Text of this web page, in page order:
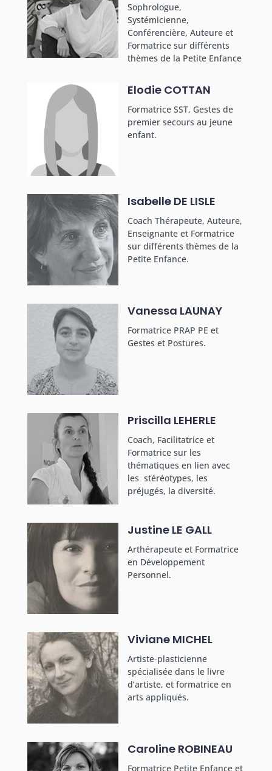
Sophrologue,
Systémicienne,
Conférencière, Auteure et
Formatrice sur différents
thèmes de la Petite Enfance
Elodie COTTAN
Formatrice SST, Gestes de
premier secours au jeune
enfant.
Isabelle DE LISLE
Coach Thérapeute, Auteure,
Enseignante et Formatrice
sur différents thèmes de la
Petite Enfance.
Vanessa LAUNAY
Formatrice PRAP PE et
Gestes et Postures.
Priscilla LEHERLE
Coach, Facilitatrice et
Formatrice sur les
thématiques en lien avec
les stéréotypes, les
préjugés, la diversité.
Justine LE GALL
Arthérapeute et Formatrice
en Développement
Personnel.
Viviane MICHEL
Artiste-plasticienne
spécialisée dans le livre
d’artiste, et formatrice en
arts appliqués.
Caroline ROBINEAU
Formatrice Petite Enfance et